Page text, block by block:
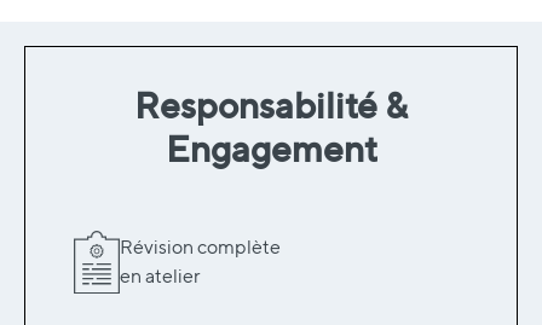
Responsabilité &
Engagement
Révision complète
en atelier